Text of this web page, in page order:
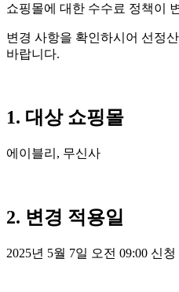
쇼핑몰에 대한 수수료 정책이
변경 사항을 확인하시어 선정
바랍니다.
1. 대상 쇼핑몰
에이블리, 무신사
2. 변경 적용일
2025년 5월 7일 오전 09:00 신